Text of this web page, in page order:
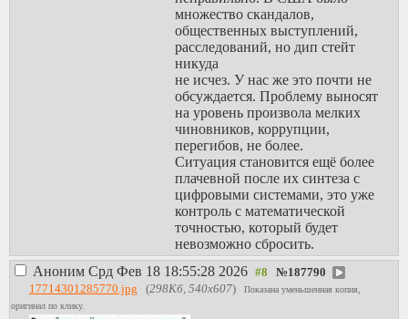
множество скандалов,
общественных выступлений,
расследований, но дип стейт
никуда
не исчез. У нас же это почти не
обсуждается. Проблему выносят
на уровень произвола мелких
чиновников, коррупции,
перегибов, не более.
Ситуация становится ещё более
плачевной после их синтеза с
цифровыми системами, это уже
контроль с математической
точностью, который будет
невозможно сбросить.
Аноним Срд Фев 18 18:55:28 2026 №187790
17714301285770.jpg (298Кб, 540x607)
Показана уменьшенная копия,
оригинал по клику.